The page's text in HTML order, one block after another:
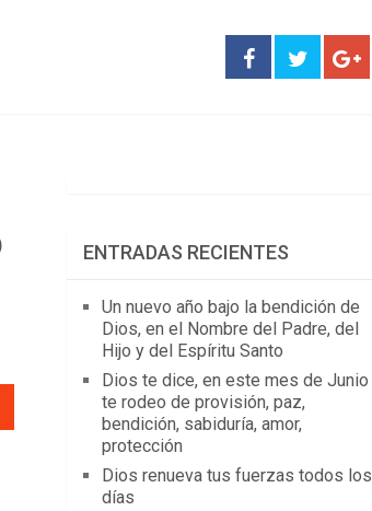
ENTRADAS RECIENTES
Un nuevo año bajo la bendición de
Dios, en el Nombre del Padre, del
Hijo y del Espíritu Santo
Dios te dice, en este mes de Junio
te rodeo de provisión, paz,
bendición, sabiduría, amor,
protección
Dios renueva tus fuerzas todos los
días